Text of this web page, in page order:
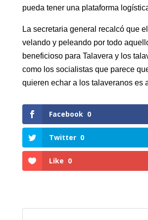
pueda tener una plataforma
La secretaria general recalcó que
velando y peleando por todo
beneficioso para Talavera y los
como los socialistas que parece
quieren echar a los talaveranos es
Facebook 0
Twitter 0
Like 0